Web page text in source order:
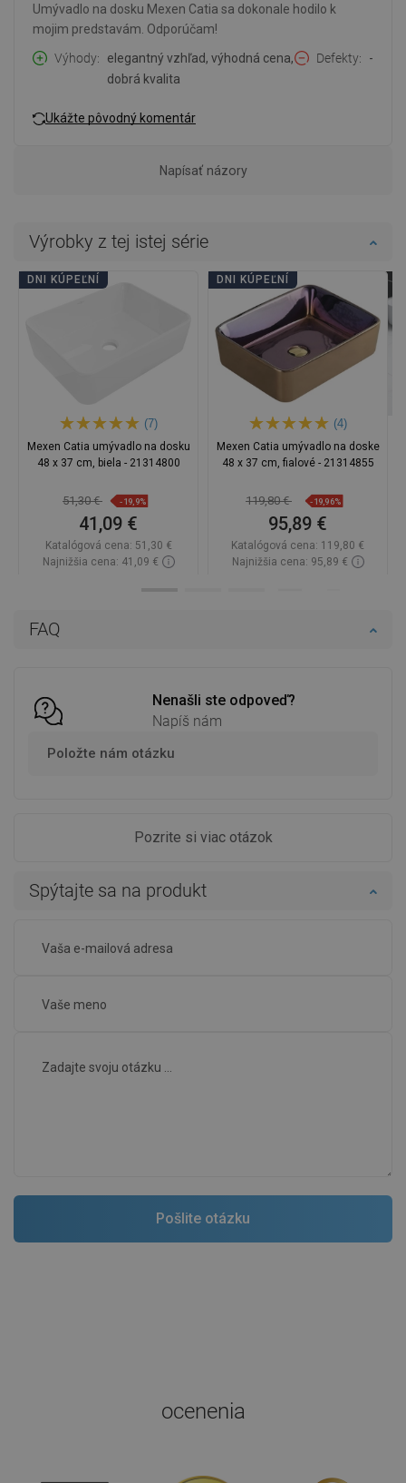
FAQ
Nenašli ste odpoveď?
Napíš nám
Položte nám otázku
Pozrite si viac otázok
Umývadlo na dosku Mexen Catia sa dokonale hodilo k
mojim predstavám. Odporúčam!
Výhody
elegantný vzhľad, výhodná cena,
dobrá kvalita
Defekty -
Ukážte pôvodný komentár
Napísať názory
Spýtajte sa na produkt
Výrobky z tej istej série
DNI KÚPEĽNÍ
(7)
Mexen Catia umývadlo na dosku
48 x 37 cm, biela - 21314800
51,30 € -19,9%
41,09 €
Katalógová cena: 51,30 €
Najnižšia cena: 41,09 €
DNI KÚPEĽNÍ
(4)
Mexen Catia umývadlo na doske
48 x 37 cm, fialové - 21314855
119,80 € -19,96%
95,89 €
Katalógová cena: 119,80 €
Najnižšia cena: 95,89 €
ocenenia